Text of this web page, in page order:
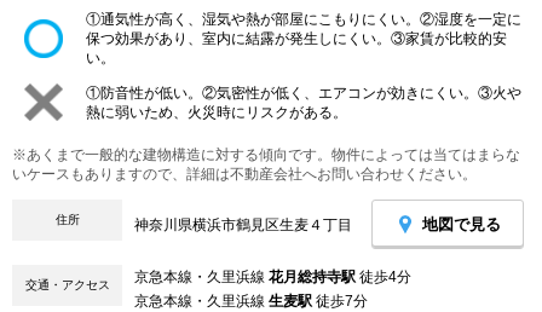
①通気性が高く、湿気や熱が部屋にこもりにくい。②湿度を一定に
保つ効果があり、室内に結露が発生しにくい。③家賃が比較的安
い。
①防音性が低い。②気密性が低く、エアコンが効きにくい。③火や
熱に弱いため、火災時にリスクがある。
※あくまで一般的な建物構造に対する傾向です。物件によっては当てはまらな
いケースもありますので、詳細は不動産会社へお問い合わせください。
住所 神奈川県横浜市鶴見区生麦４丁目 地図で見る
交通・アクセス 京急本線・久里浜線 花月総持寺駅 徒歩4分
京急本線・久里浜線 生麦駅 徒歩7分